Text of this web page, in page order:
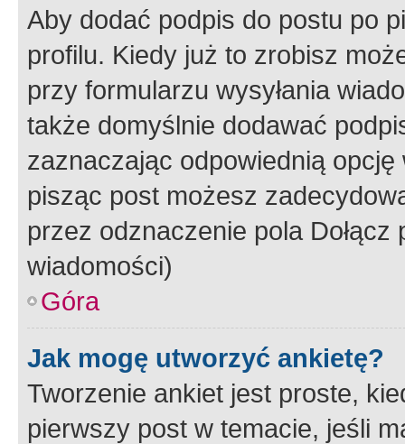
Aby dodać podpis do postu po
profilu. Kiedy już to zrobisz
przy formularzu wysyłania
także domyślnie dodawać
zaznaczając odpowiednią
pisząc post możesz
przez odznaczenie pola
wiadomości)
Góra
Jak mogę utworzyć ankietę?
Tworzenie ankiet jest proste,
pierwszy post w temacie, jeśli